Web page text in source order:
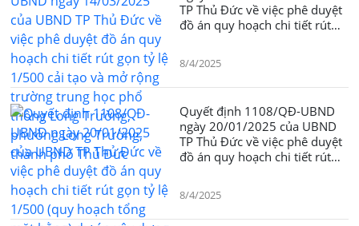
TP Thủ Đức về việc phê duyệt
đồ án quy hoạch chi tiết rút
thông Long Trường, phường
Long Trường, thành phố Thủ
8/4/2025
Quyết định 1108/QĐ-UBND
ngày 20/01/2025 của UBND
TP Thủ Đức về việc phê duyệt
đồ án quy hoạch chi tiết rút
dựng Cung Thiếu nhi tại Lô 5-
2, Khu đô thị mới Thủ Thiêm,
8/4/2025